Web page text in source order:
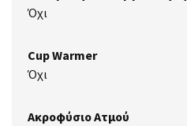
Όχι
Cup Warmer
Όχι
Ακροφύσιο Ατμού